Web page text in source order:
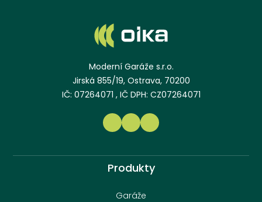
Moderní Garáže s.r.o.
Jirská 855/19, Ostrava, 70200
IČ: 07264071 , IČ DPH: CZ07264071
Produkty
Garáže